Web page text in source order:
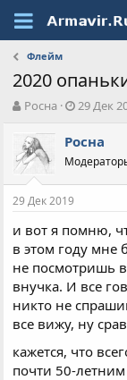
Флейм
2020
А
т
о
р
т
е
ы
Росна
Д
т
н
а
л
а
29 Дек
Росна
29 Дек 2019
и вот я помню,
в этом году мне
не посмотришь в
внучка. И все
никто не
все вижу, ну
кажется, что
почти 50-